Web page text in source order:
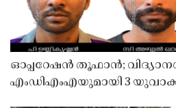
ഓപ്പറേഷൻ തൂഫാൻ;
എംഡിഎംഎയുമായി 3